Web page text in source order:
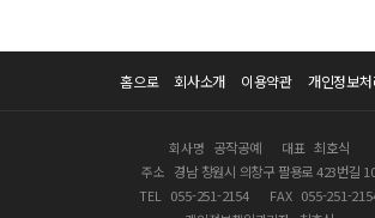
홈으로 회사소개 이용약관 개인정보처
회사명 공작공예 대표 최호식
주소 경남 창원시 의창구 팔용로 423번길
TEL
055-251-2154 FAX 055-251-